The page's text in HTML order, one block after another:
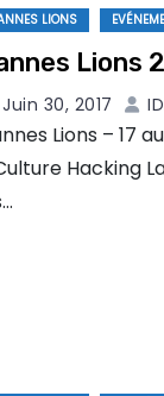
LIONS
Lions
Juin 30, 2017
Lions – 17
Hacking